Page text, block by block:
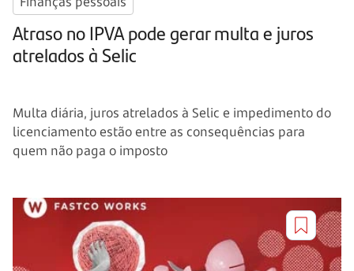
Atraso no IPVA pode gerar multa e juros
atrelados à Selic
Multa diária, juros atrelados à Selic e impedimento do
licenciamento estão entre as consequências para
quem não paga o imposto